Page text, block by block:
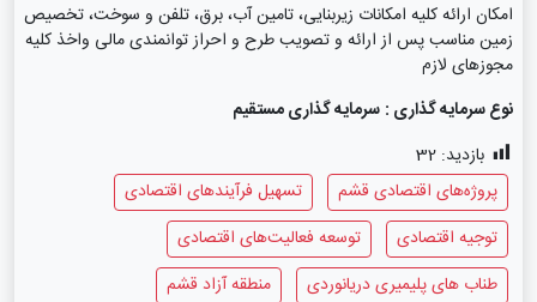
امکان ارائه کلیه امکانات زیربنایی، تامین آب، برق، تلفن و سوخت، تخصیص
زمین مناسب پس از ارائه و تصویب طرح و احراز توانمندی مالی واخذ کلیه
مجوزهای لازم
نوع سرمایه گذاری : سرمایه گذاری مستقیم
بازدید: 32
پروژه‌های اقتصادی قشم
تسهیل فرآیندهای اقتصادی
توجیه اقتصادی
توسعه فعالیت‌های اقتصادی
طناب های پلیمیری دریانوردی
منطقه آزاد قشم